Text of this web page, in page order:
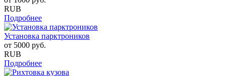
RUB
Подробнее
Установка парктроников
от 5000 руб.
RUB
Подробнее